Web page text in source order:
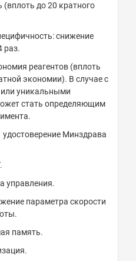
(вплоть до 20 кратного
снижение
раз.
реагентов (вплоть
экономии). В случае с
уникальными
стать определяющим
удостоверение Минздрава
управления.
параметра скорости
память.